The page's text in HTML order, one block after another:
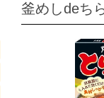
釜めしdeち